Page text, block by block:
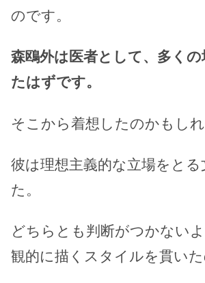
のです。
森鴎外は医者として、多くの
たはずです。
そこから着想したのかもしれ
彼は理想主義的な立場をとる
た。
どちらとも判断がつかない
観的に描くスタイルを貫いた